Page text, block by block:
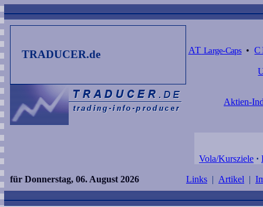
TRADUCER.de AT Large-Caps•
Aktien-
Vola/Kursziele ·
für Donnerstag, 06. August 2026 Links | Artikel |